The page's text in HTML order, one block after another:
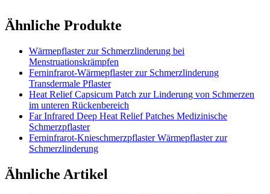
Ähnliche Produkte
Wärmepflaster zur Schmerzlinderung bei
Menstruationskrämpfen
Ferninfrarot-Wärmepflaster zur Schmerzlinderung
Transdermale Pflaster
Heat Relief Capsicum Patch zur Linderung von Schmerzen
im unteren Rückenbereich
Far Infrared Deep Heat Relief Patches Medizinische
Schmerzpflaster
Ferninfrarot-Knieschmerzpflaster Wärmepflaster zur
Schmerzlinderung
Ähnliche Artikel